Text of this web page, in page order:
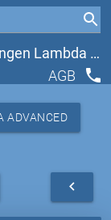
Kurs Java Advanced - Übungen Lambda & Stream API
AGB
phone
ADVANCED
navigate_before